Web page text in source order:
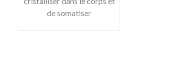
de somatiser